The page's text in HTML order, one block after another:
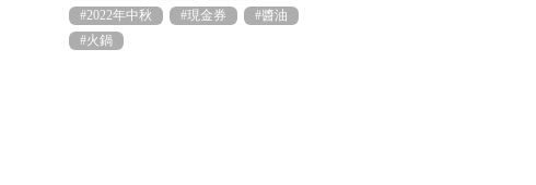
#2022年中秋
#現金券
#醬油
#火鍋